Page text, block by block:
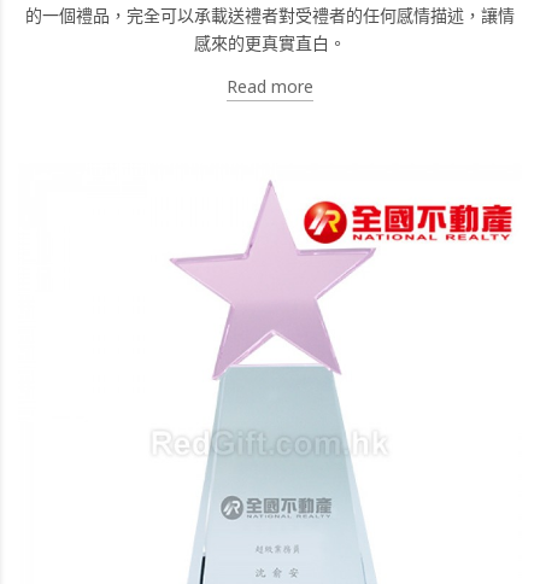
的一個禮品，完全可以承載送禮者對受禮者的任何感情描述，讓情
感來的更真實直白。
Read more